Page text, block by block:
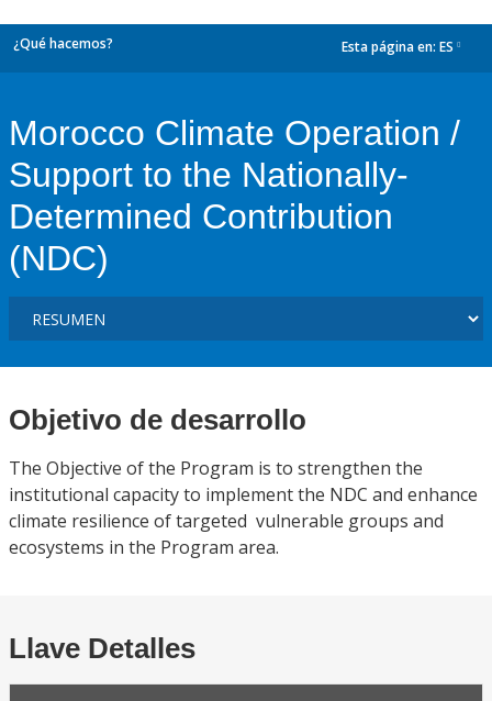
¿Qué hacemos? Esta página en: ES
Morocco Climate Operation /
Support to the Nationally-
Determined Contribution
(NDC)
Objetivo de desarrollo
The Objective of the Program is to strengthen the
institutional capacity to implement the NDC and enhance
climate resilience of targeted vulnerable groups and
ecosystems in the Program area.
Llave Detalles